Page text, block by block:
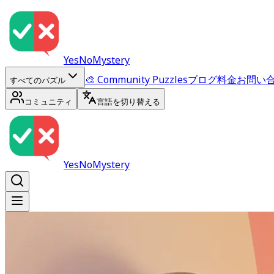
YesNoMystery
すべてのパズル 🎨 Community Puzzlesブログ料金お問い
コミュニティ 言語を切り替える
YesNoMystery